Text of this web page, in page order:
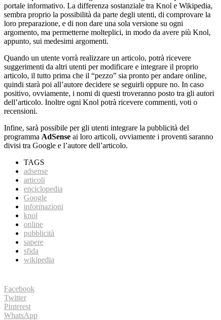
portale informativo. La differenza sostanziale tra Knol e Wikipedia,
sembra proprio la possibilità da parte degli utenti, di comprovare la
loro preparazione, e di non dare una sola versione su ogni
argomento, ma permetterne molteplici, in modo da avere più Knol,
appunto, sui medesimi argomenti.
Quando un utente vorrà realizzare un articolo, potrà ricevere
suggerimenti da altri utenti per modificare e integrare il proprio
articolo, il tutto prima che il “pezzo” sia pronto per andare online,
quindi starà poi all’autore decidere se seguirli oppure no. In caso
positivo, ovviamente, i nomi di questi troveranno posto tra gli autori
dell’articolo. Inoltre ogni Knol potrà ricevere commenti, voti o
recensioni.
Infine, sarà possibile per gli utenti integrare la pubblicità del
programma AdSense ai loro articoli, ovviamente i proventi saranno
divisi tra Google e l’autore dell’articolo.
TAGS
adsense
articoli
enciclopedia
Google
informazioni
knol
online
pubblicità
sapere
sfida
wikipedia
Facebook
Twitter
Pinterest
WhatsApp